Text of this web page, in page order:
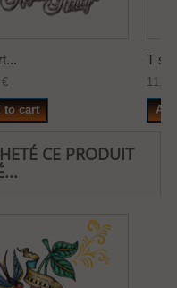
to cart
T
CE PRODUIT